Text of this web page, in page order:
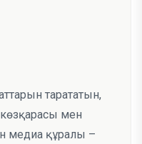
тарататын,
мен
медиа құралы –